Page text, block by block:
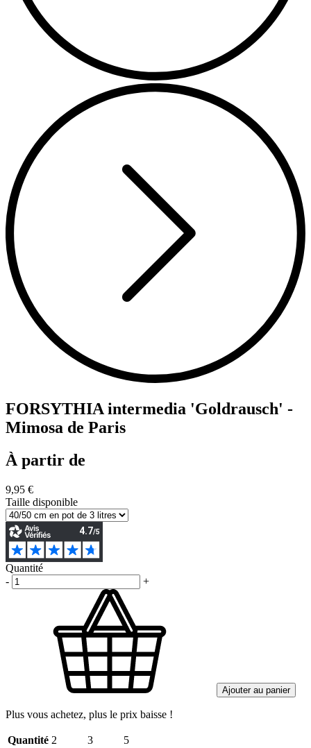
FORSYTHIA intermedia 'Goldrausch' -
Mimosa de Paris
À partir de
9,95 €
Taille disponible
Quantité
-
+
Ajouter au panier
Plus vous achetez, plus le prix baisse !
Quantité 2 3
5